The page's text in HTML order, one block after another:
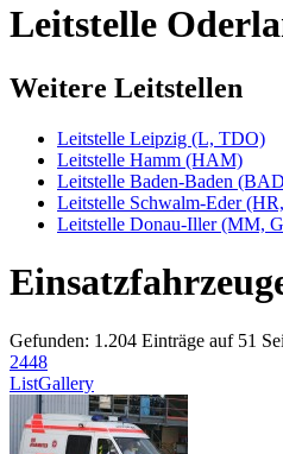
Leitstelle
Weitere Leitstellen
Leitstelle Leipzig (L, TDO)
Leitstelle Hamm (HAM)
Leitstelle Baden-Baden
Leitstelle Schwalm-Eder
Leitstelle Donau-Iller (MM,
Gefunden: 1.204 Einträge auf 51
2448
ListGallery